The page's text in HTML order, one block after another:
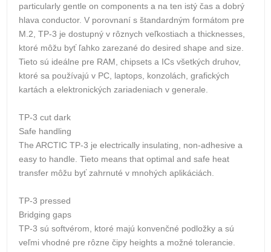
particularly gentle on components a na ten istý čas a dobrý
hlava conductor. V porovnaní s štandardným formátom pre
M.2, TP-3 je dostupný v rôznych veľkostiach a thicknesses,
ktoré môžu byť ľahko zarezané do desired shape and size.
Tieto sú ideálne pre RAM, chipsets a ICs všetkých druhov,
ktoré sa používajú v PC, laptops, konzolách, grafických
kartách a elektronických zariadeniach v generale.
TP-3 cut dark
Safe handling
The ARCTIC TP-3 je electrically insulating, non-adhesive a
easy to handle. Tieto means that optimal and safe heat
transfer môžu byť zahrnuté v mnohých aplikáciách.
TP-3 pressed
Bridging gaps
TP-3 sú softvérom, ktoré majú konvenčné podložky a sú
veľmi vhodné pre rôzne čipy heights a možné tolerancie.